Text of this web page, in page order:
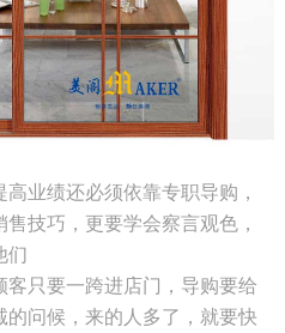
业绩还必须依靠专职导购，
技巧，更要学会察言观色，
们
只要一跨进店门，导购要给
问候，来的人多了，就要快